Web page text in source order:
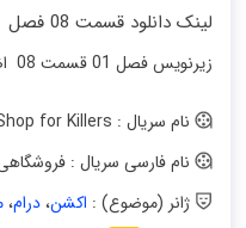
لینک دانلود قسمت 08 فصل 01 اضافه شد
زیرنویس فصل 01 قسمت 08 اضافه شد
نام سریال : A Shop for Killers
نام فارسی سریال :
ژانر (موضوع) : اکشن،درام،